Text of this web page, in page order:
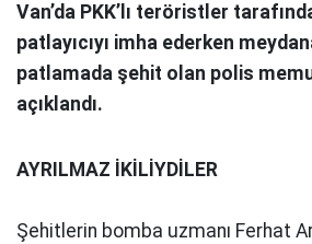
Van’da PKK’lı teröristler
patlayıcıyı imha ederken
patlamada şehit olan polis
açıklandı.
AYRILMAZ İKİLİYDİLER
Şehitlerin bomba uzmanı Ferhat